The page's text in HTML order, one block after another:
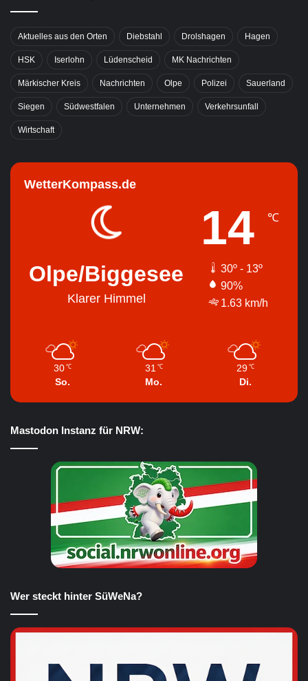
Aktuelles aus den Orten Diebstahl Drolshagen Hagen
HSK Iserlohn Lüdenscheid MK Nachrichten
Märkischer Kreis Nachrichten Olpe Polizei Sauerland
Siegen Südwestfalen Unternehmen Verkehrsunfall
Wirtschaft
WetterKompass.de
Olpe/Biggesee
Klarer Himmel
14 ℃
30º - 13º
90%
1.63 km/h
30 ℃
So.
31 ℃
Mo.
29 ℃
Di.
Mastodon Instanz für NRW:
Wer steckt hinter SüWeNa?